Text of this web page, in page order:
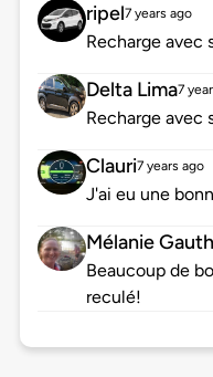
ripel7 years ago
Recharge avec
Delta Lima7
Recharge avec
Clauri7 years ago
J'ai eu une
Mélanie
Beaucoup de
reculé!